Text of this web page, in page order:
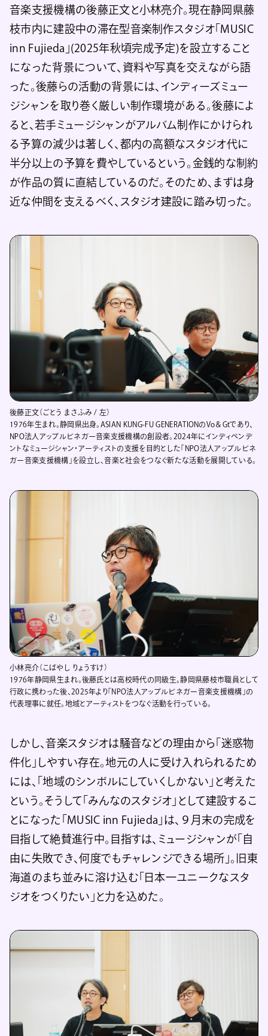
音楽支援機構の後藤正文と小林亮介。現在静岡県藤
枝市内に建設中の滞在型音楽制作スタジオ「MUSIC
inn Fujieda」(2025年秋頃完成予定)を設立すること
になった背景について、資料や写真を交えながら語
った。後藤らの活動の背景には、インディーズミュー
ジシャンを取り巻く厳しい制作環境がある。後藤によ
ると、若手ミュージシャンがアルバム制作にかけられ
る予算の減少は著しく、都内の高額なスタジオ代に
半分以上の予算を費やしているという。金銭的な制約
が作品の質に直結しているのだ。そのため、まずは身
近な仲間を支えるべく、スタジオ建設に踏み切った。
後藤正文（ごとう まさふみ / 左）
1976年生まれ。静岡県出身。ASIAN KUNG-FU GENERATIONのVo＆Gtであり、
NPO法人アップルビネガー音楽支援機構の創設者。2024年にインディペンデ
ントなミュージシャン・アーティストの支援を目的とした「NPO法人アップルビネ
ガー音楽支援機構」を設立し、音楽と社会をつなぐ新たな活動を展開している。
小林亮介（こばやし りょうすけ）
1976年静岡県生まれ。後藤氏とは高校時代の同級生。静岡県藤枝市職員として
行政に携わった後、2025年より「NPO法人アップルビネガー音楽支援機構」の
代表理事に就任。地域とアーティストをつなぐ活動を行っている。
しかし、音楽スタジオは騒音などの理由から「迷惑物
件化」しやすい存在。地元の人に受け入れられるため
には、「地域のシンボルにしていくしかない」と考えた
という。そうして「みんなのスタジオ」として建設するこ
とになった「MUSIC inn Fujieda」は、９月末の完成を
目指して絶賛進行中。目指すは、ミュージシャンが「自
由に失敗でき、何度でもチャレンジできる場所」。旧東
海道のまち並みに溶け込む「日本一ユニークなスタ
ジオをつくりたい」と力を込めた。